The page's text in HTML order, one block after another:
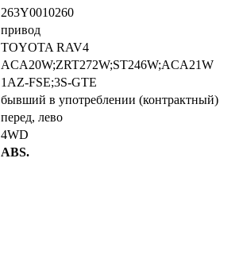
263Y0010260
привод
TOYOTA RAV4
ACA20W;ZRT272W;ST246W;ACA21W
1AZ-FSE;3S-GTE
бывший в употреблении (контрактный)
перед, лево
4WD
ABS.